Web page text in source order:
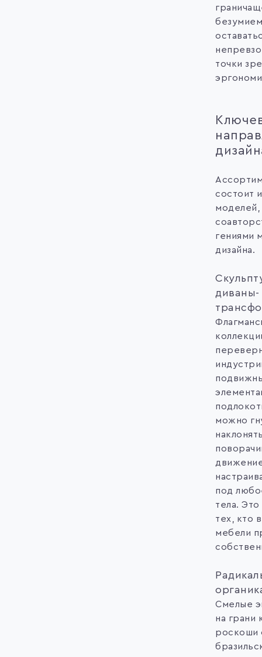
точки
состоит
моделей,
гениями
дизайна.
диваны-
можно
под
тела.
тех, кто
мебели
Смелые
на грани
роскоши